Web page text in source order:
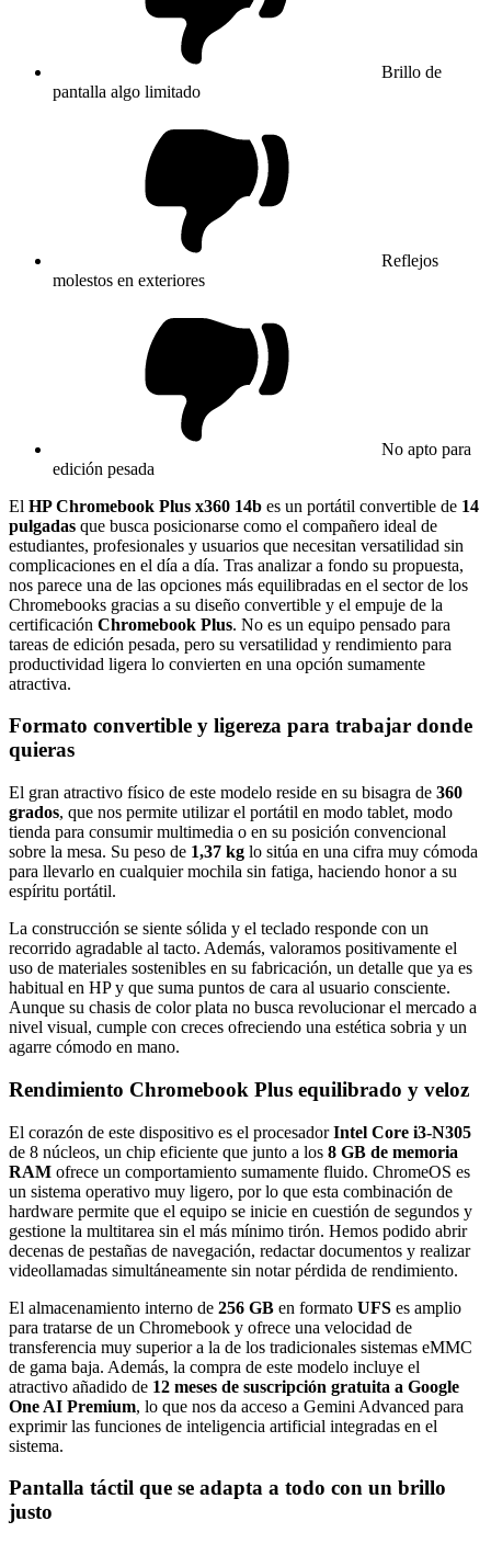
Brillo de
pantalla algo limitado
Reflejos
molestos en exteriores
No apto para
edición pesada
El HP Chromebook Plus x360 14b es un portátil convertible de 14
pulgadas que busca posicionarse como el compañero ideal de
estudiantes, profesionales y usuarios que necesitan versatilidad sin
complicaciones en el día a día. Tras analizar a fondo su propuesta,
nos parece una de las opciones más equilibradas en el sector de los
Chromebooks gracias a su diseño convertible y el empuje de la
certificación Chromebook Plus. No es un equipo pensado para
tareas de edición pesada, pero su versatilidad y rendimiento para
productividad ligera lo convierten en una opción sumamente
atractiva.
Formato convertible y ligereza para trabajar donde
quieras
El gran atractivo físico de este modelo reside en su bisagra de 360
grados, que nos permite utilizar el portátil en modo tablet, modo
tienda para consumir multimedia o en su posición convencional
sobre la mesa. Su peso de 1,37 kg lo sitúa en una cifra muy cómoda
para llevarlo en cualquier mochila sin fatiga, haciendo honor a su
espíritu portátil.
La construcción se siente sólida y el teclado responde con un
recorrido agradable al tacto. Además, valoramos positivamente el
uso de materiales sostenibles en su fabricación, un detalle que ya es
habitual en HP y que suma puntos de cara al usuario consciente.
Aunque su chasis de color plata no busca revolucionar el mercado a
nivel visual, cumple con creces ofreciendo una estética sobria y un
agarre cómodo en mano.
Rendimiento Chromebook Plus equilibrado y veloz
El corazón de este dispositivo es el procesadorIntel Core i3-N305
de 8 núcleos, un chip eficiente que junto a los 8 GB de memoria
RAM ofrece un comportamiento sumamente fluido. ChromeOS es
un sistema operativo muy ligero, por lo que esta combinación de
hardware permite que el equipo se inicie en cuestión de segundos y
gestione la multitarea sin el más mínimo tirón. Hemos podido abrir
decenas de pestañas de navegación, redactar documentos y realizar
videollamadas simultáneamente sin notar pérdida de rendimiento.
El almacenamiento interno de 256 GB en formato UFS es amplio
para tratarse de un Chromebook y ofrece una velocidad de
transferencia muy superior a la de los tradicionales sistemas eMMC
de gama baja. Además, la compra de este modelo incluye el
atractivo añadido de 12 meses de suscripción gratuita a Google
One AI Premium, lo que nos da acceso a Gemini Advanced para
exprimir las funciones de inteligencia artificial integradas en el
sistema.
Pantalla táctil que se adapta a todo con un brillo
justo